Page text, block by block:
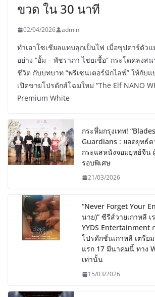
ขวด ใน 30 นาที
02/04/2026 admin
ทำเอาโซเชียลแทบลุกเป็นไฟ เมื่อซุปตาร์ตัวแ
อย่าง “อั้ม – พัชราภา ไชยเชื้อ” กระโดดลงส
ชีวิต กับบทบาท “พรีเซนเตอร์นักไลฟ์” ให้กับแ
เปิดขายโปรดักส์โฉมใหม่ “The Elf NANO
Premium White
กระหึ่มกรุงเทพ!
Guardians : ยอดยุทธ์ด
กระแสหนังจอมยุทธ์จี
รอบพิเศษ
21/03/2026
“Never Forget Your
นาย)” ซีรีส์วายเกาหลี
YYDS
โปรดักชั่นเกาหลี เตรีย
แรก 17 มีนาคมนี้ ทาง
เท่านั้น
15/03/2026